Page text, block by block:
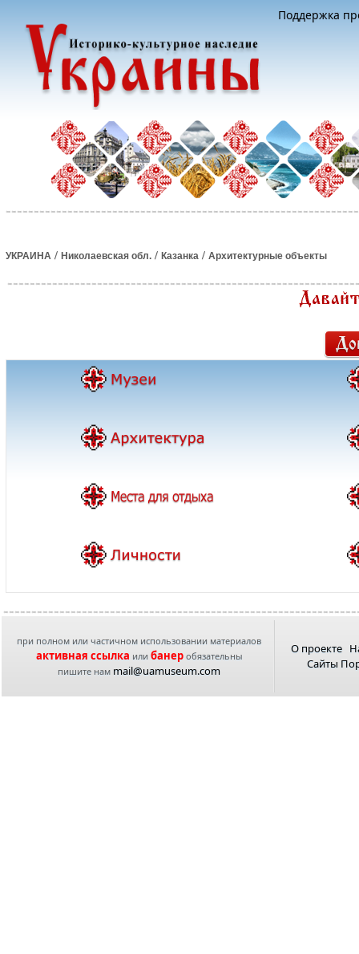
Поддержка
УКРАИНА / Николаевская обл. / Казанка / Архитектурные объекты
при полном или частичном использовании материалов
активная ссылка или банеробязательны
пишите нам mail@uamuseum.com
О проекте
Сайты